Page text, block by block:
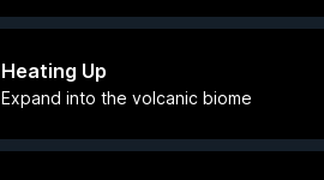
Heating Up
Expand into the volcanic biome